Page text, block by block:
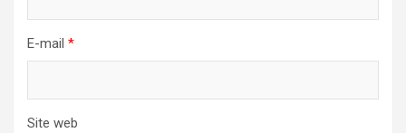
E-mail *
Site web